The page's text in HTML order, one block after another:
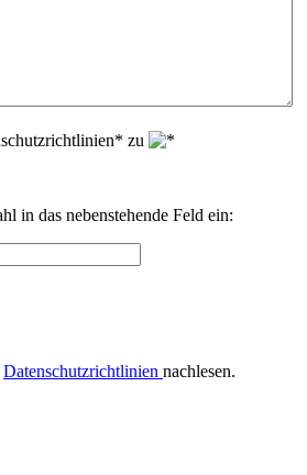
zu
in das nebenstehende Feld ein:
Datenschutzrichtlinien nachlesen.